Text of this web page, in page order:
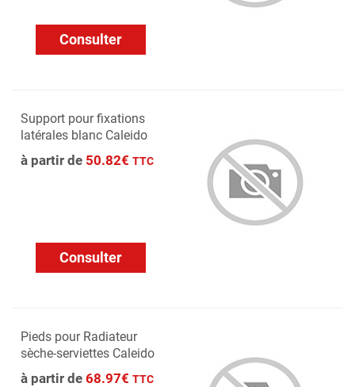
Consulter
Support pour fixations
latérales blanc Caleido
à partir de 50.82€ TTC
Consulter
Pieds pour Radiateur
sèche-serviettes Caleido
à partir de 68.97€ TTC